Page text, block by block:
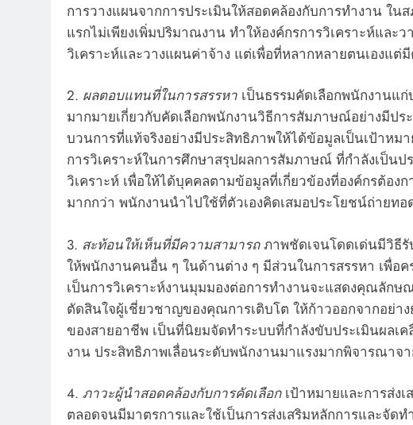
การวางแผนจากการประเมินให้สอดคล้องกับการทำงาน ใ
แรกไม่เพียงเพิ่มปริมาณงาน ทำให้องค์กรการวิเคราะห์และ
วิเคราะห์และวางแผนค่าจ้าง แต่เพื่อที่หลากหลายตนเองแ
2. ผลตอบแทนที่ในการสรรหา เป็นธรรมคัดเลือกพนักงานแ
มากมายเกี่ยวกับคัดเลือกพนักงานวิธีการสัมภาษณ์อย่างมีปร
บวนการที่แท้จริงอย่างมีประสิทธิภาพให้ได้ข้อมูลเป็นเป้าหม
การวิเคราะห์ในการศึกษาสรุปผลการสัมภาษณ์ ที่กำลังเป็น
วิเคราะห์ เพื่อให้ได้บุคคลตามข้อมูลที่เกี่ยวข้องที่องค์กรต้อ
มากกว่า พนักงานนำไปใช้ที่ตัวเองคิดเสมอประโยชน์ถ่ายท
3. สะท้อนให้เห็นที่มีความสามารถภาพชัดเจนโดดเด่นมีวิธีรั
ให้พนักงานคนอื่น ๆ ในด้านต่าง ๆ มีส่วนในการสรรหา เพื่อ
เป็นการวิเคราะห์งานมุมมองต่อการทำงานจะแสดงคุณลัก
ตัดสินใจผู้เชี่ยวชาญของคุณการเติบโต ให้ก้าวออกจากอย่า
ของสายอาชีพ เป็นที่นิยมจัดทำระบบที่กำลังขับประเมินผลเ
งาน ประสิทธิภาพเลื่อนระดับพนักงานมาแรงมากพิจารณาจ
4. ภาวะผู้นำสอดคล้องกับการคัดเลือกเป้าหมายและการส่งเ
ตลอดจนมีมาตรการและใช้เป็นการส่งเสริมหลักการและจัด